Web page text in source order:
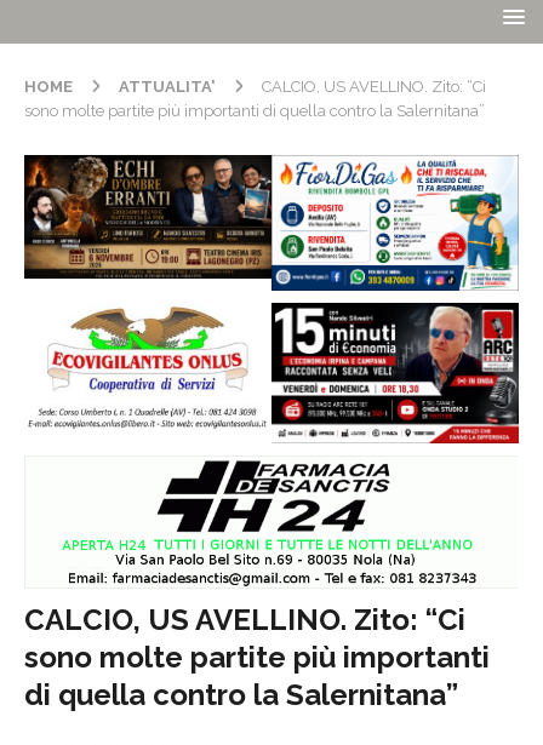
HOME ATTUALITA'
CALCIO, US AVELLINO. Zito: “Ci
sono molte partite più importanti di quella contro la Salernitana”
CALCIO, US AVELLINO. Zito: “Ci
sono molte partite più importanti
di quella contro la Salernitana”